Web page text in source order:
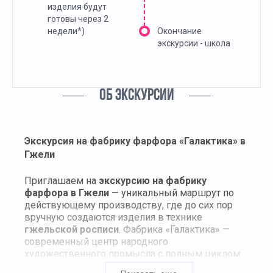
изделия будут
готовы через 2
недели*)
Окончание
экскурсии - школа
ОБ ЭКСКУРСИИ
Экскурсия на фабрику фарфора «Галактика» в
Гжели
Приглашаем на экскурсию на фабрику
фарфора в Гжели — уникальный маршрут по
действующему производству, где до сих пор
вручную создаются изделия в технике
гжельской росписи. Фабрика «Галактика» —
современный центр народного
художественного промысла с полным циклом: